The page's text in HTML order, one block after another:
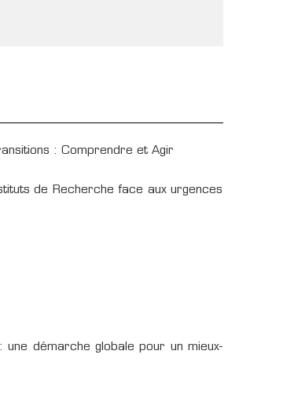
: Comprendre et Agir
de Recherche face aux urgences
démarche globale pour un mieux-